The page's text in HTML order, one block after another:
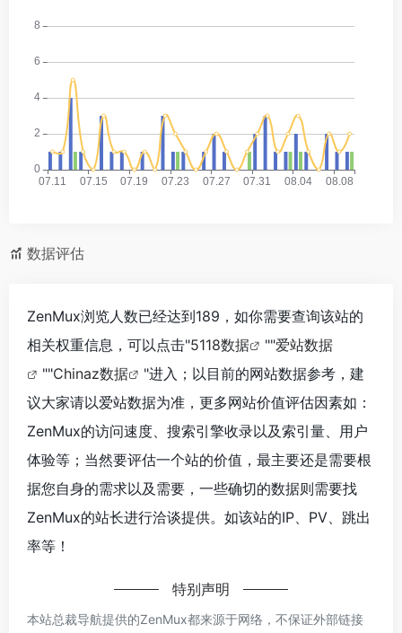
数据评估
ZenMux浏览人数已经达到189，如你需要查询该站的
相关权重信息，可以点击"5118数据 ""爱站数据
""Chinaz数据
"进入；以目前的网站数据参考，建
议大家请以爱站数据为准，更多网站价值评估因素如：
ZenMux的访问速度、搜索引擎收录以及索引量、用户
体验等；当然要评估一个站的价值，最主要还是需要根
据您自身的需求以及需要，一些确切的数据则需要找
ZenMux的站长进行洽谈提供。如该站的IP、PV、跳出
率等！
特别声明
本站总裁导航提供的ZenMux都来源于网络，不保证外部链接